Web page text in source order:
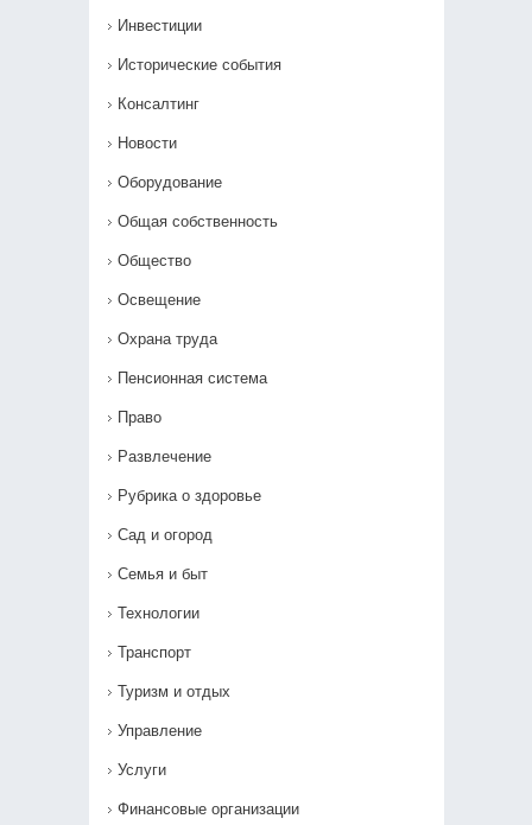
Инвестиции
Исторические события
Консалтинг
Новости
Оборудование
Общая собственность
Общество
Освещение
Охрана труда
Пенсионная система
Право
Развлечение
Рубрика о здоровье
Сад и огород
Семья и быт
Технологии
Транспорт
Туризм и отдых
Управление
Услуги
Финансовые организации